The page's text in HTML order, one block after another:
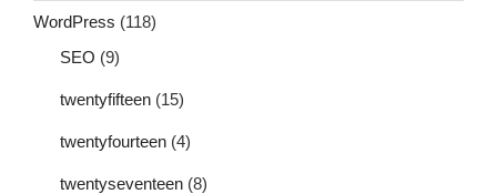
WordPress (118)
SEO (9)
twentyfifteen (15)
twentyfourteen (4)
twentyseventeen (8)